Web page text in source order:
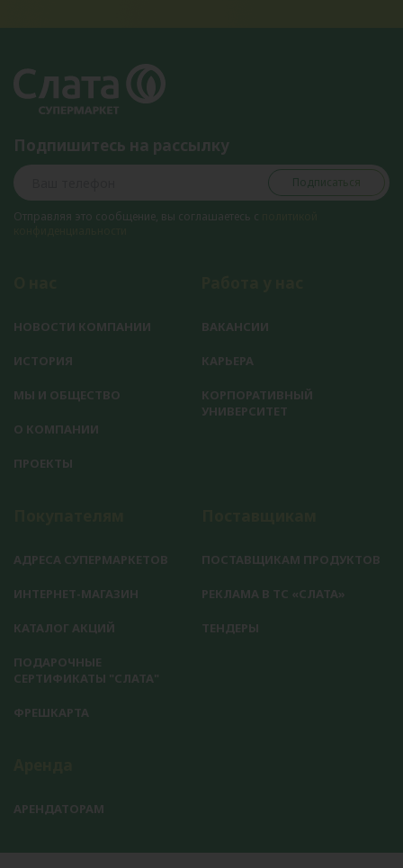
Подпишитесь на рассылку
Подписаться
Отправляя это сообщение, вы соглашаетесь с
НОВОСТИ КОМПАНИИ
ИСТОРИЯ
МЫ И ОБЩЕСТВО
О КОМПАНИИ
ПРОЕКТЫ
ВАКАНСИИ
КАРЬЕРА
КОРПОРАТИВНЫЙ
УНИВЕРСИТЕТ
АДРЕСА СУПЕРМАРКЕТОВ
ИНТЕРНЕТ-МАГАЗИН
КАТАЛОГ АКЦИЙ
ПОДАРОЧНЫЕ
СЕРТИФИКАТЫ "СЛАТА"
ФРЕШКАРТА
ПОСТАВЩИКАМ ПРОДУКТОВ
РЕКЛАМА В ТС «СЛАТА»
ТЕНДЕРЫ
АРЕНДАТОРАМ